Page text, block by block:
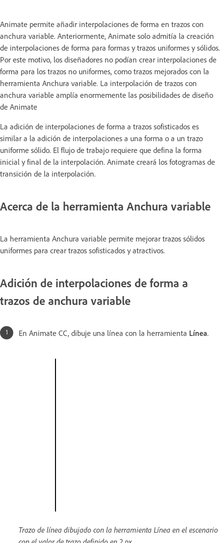
Animate permite añadir interpolaciones de forma en trazos con
anchura variable. Anteriormente, Animate solo admitía la creación
de interpolaciones de forma para formas y trazos uniformes y sólidos.
Por este motivo, los diseñadores no podían crear interpolaciones de
forma para los trazos no uniformes, como trazos mejorados con la
herramienta Anchura variable. La interpolación de trazos con
anchura variable amplía enormemente las posibilidades de diseño
de Animate
La adición de interpolaciones de forma a trazos sofisticados es
similar a la adición de interpolaciones a una forma o a un trazo
uniforme sólido. El flujo de trabajo requiere que defina la forma
inicial y final de la interpolación. Animate creará los fotogramas de
transición de la interpolación.
Acerca de la herramienta Anchura variable
La herramienta Anchura variable permite mejorar trazos sólidos
uniformes para crear trazos sofisticados y atractivos.
Adición de interpolaciones de forma a
trazos de anchura variable
En Animate CC, dibuje una línea con la herramienta Línea.
Trazo de línea dibujado con la herramienta Línea en el escenario